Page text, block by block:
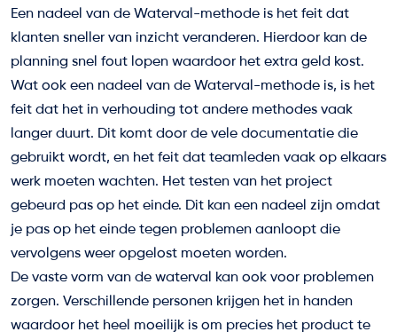
Een nadeel van de Waterval-methode is het feit dat
klanten sneller van inzicht veranderen. Hierdoor kan de
planning snel fout lopen waardoor het extra geld kost.
Wat ook een nadeel van de Waterval-methode is, is het
feit dat het in verhouding tot andere methodes vaak
langer duurt. Dit komt door de vele documentatie die
gebruikt wordt, en het feit dat teamleden vaak op elkaars
werk moeten wachten. Het testen van het project
gebeurd pas op het einde. Dit kan een nadeel zijn omdat
je pas op het einde tegen problemen aanloopt die
vervolgens weer opgelost moeten worden.
De vaste vorm van de waterval kan ook voor problemen
zorgen. Verschillende personen krijgen het in handen
waardoor het heel moeilijk is om precies het product te